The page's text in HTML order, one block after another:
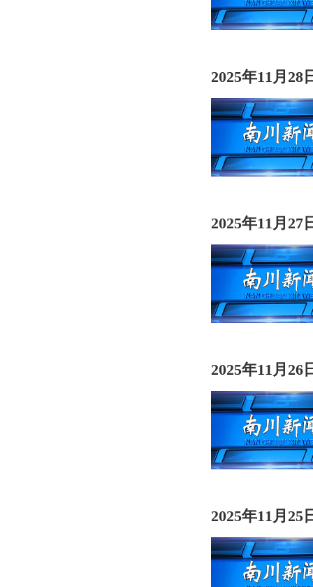
2025年11月28
2025年11月27
2025年11月26
2025年11月25